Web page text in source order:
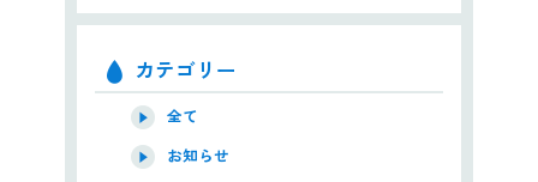
カテゴリー
全て
お知らせ